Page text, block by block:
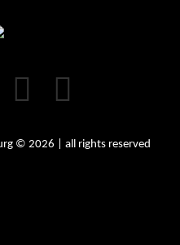
© 2026 | all rights reserved